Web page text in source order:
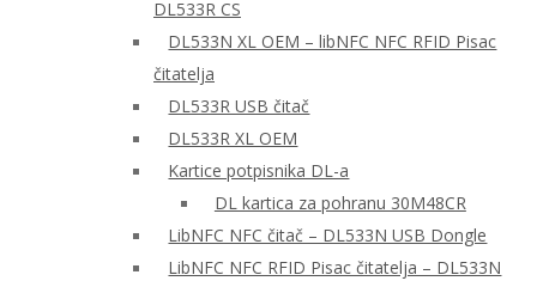
DL533R CS
DL533N XL OEM – libNFC NFC RFID Pisac
čitatelja
DL533R USB čitač
DL533R XL OEM
Kartice potpisnika DL-a
DL kartica za pohranu 30M48CR
LibNFC NFC čitač – DL533N USB Dongle
LibNFC NFC RFID Pisac čitatelja – DL533N